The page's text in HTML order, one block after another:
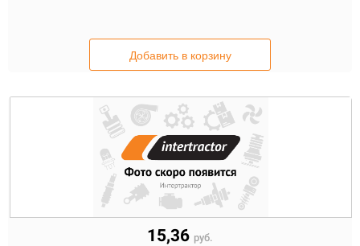
Добавить в корзину
15,36 руб.